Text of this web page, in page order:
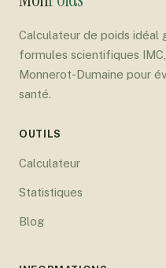
Calculateur de poids idéal
formules scientifiques
Monnerot-Dumaine pour
santé.
OUTILS
Calculateur
Statistiques
Blog